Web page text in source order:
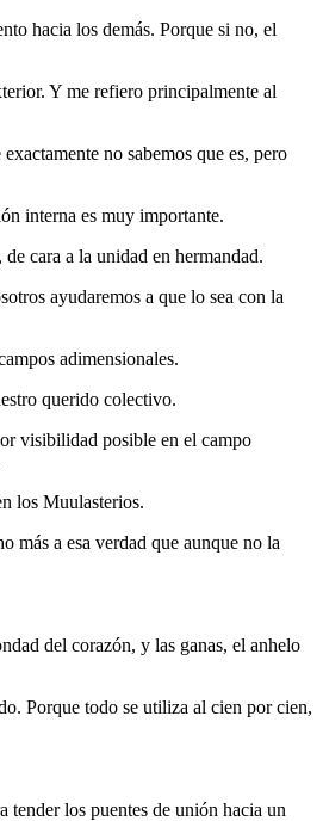
hacia los demás. Porque si no, el
Y me refiero principalmente al
no sabemos que es, pero
interna es muy importante.
cara a la unidad en hermandad.
ayudaremos a que lo sea con la
adimensionales.
querido colectivo.
visibilidad posible en el campo
los Muulasterios.
más a esa verdad que aunque no la
del corazón, y las ganas, el anhelo
Porque todo se utiliza al cien por cien,
tender los puentes de unión hacia un